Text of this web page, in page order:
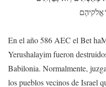
En el año 586 AEC el Bet
Yerushalayim fueron
Babilonia. Normalmente,
los pueblos vecinos de Israel